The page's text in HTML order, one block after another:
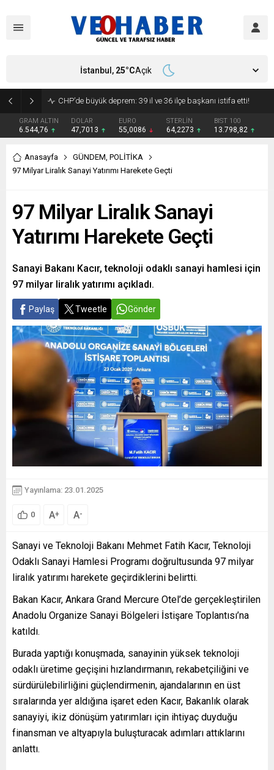
GRAM ALTIN
6.544,76
DOLAR
47,7013
EURO
55,0086
STERLİN
64,2273
BIST 100
13.798,82
İstanbul, 25°CAçık
Anasayfa GÜNDEM, POLİTİKA
97 Milyar Liralık Sanayi Yatırımı Harekete Geçti
97 Milyar Liralık Sanayi
Yatırımı Harekete Geçti
Sanayi Bakanı Kacır, teknoloji odaklı sanayi hamlesi için
97 milyar liralık yatırımı açıkladı.
Paylaş Tweetle Gönder
Yayınlama: 23.01.2025
0 A+ A-
Sanayi ve Teknoloji Bakanı Mehmet Fatih Kacır, Teknoloji
Odaklı Sanayi Hamlesi Programı doğrultusunda 97 milyar
liralık yatırımı harekete geçirdiklerini belirtti.
Bakan Kacır, Ankara Grand Mercure Otel’de gerçekleştirilen
Anadolu Organize Sanayi Bölgeleri İstişare Toplantısı’na
katıldı.
Burada yaptığı konuşmada, sanayinin yüksek teknoloji
odaklı üretime geçişini hızlandırmanın, rekabetçiliğini ve
sürdürülebilirliğini güçlendirmenin, ajandalarının en üst
sıralarında yer aldığına işaret eden Kacır, Bakanlık olarak
sanayiyi, ikiz dönüşüm yatırımları için ihtiyaç duyduğu
finansman ve altyapıyla buluşturacak adımları attıklarını
anlattı.